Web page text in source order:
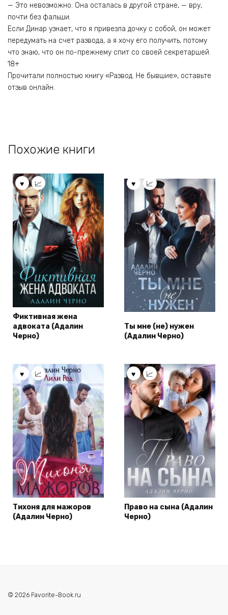
— Это невозможно. Она осталась в другой стране, — вру,
почти без фальши.
Если Динар узнает, что я привезла дочку с собой, он может
передумать на счет развода, а я хочу его получить, потому
что знаю, что он по-прежнему спит со своей секретаршей.
18+
Прочитали полностью книгу «Развод. Не бывшие», оставьте
отзыв онлайн.
Похожие книги
Фиктивная жена
адвоката (Адалин
Черно)
Ты мне (не) нужен
(Адалин Черно)
Тихоня для мажоров
(Адалин Черно)
Право на сына (Адалин
Черно)
© 2026 Favorite-Book.ru